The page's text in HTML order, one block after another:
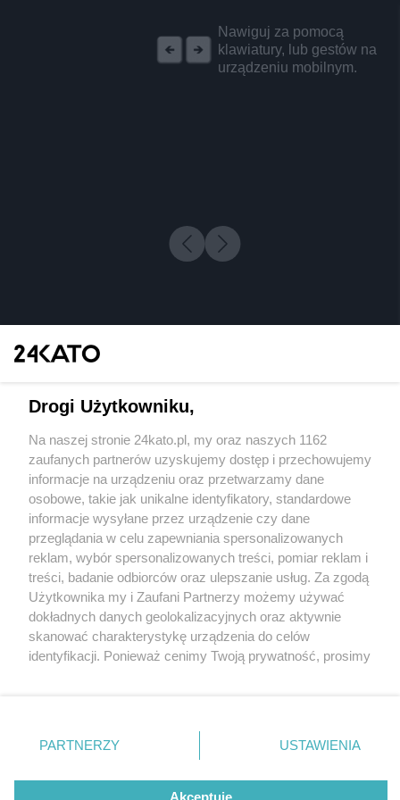
Nawiguj za pomocą
klawiatury, lub gestów na
urządzeniu mobilnym.
2 / 0
Wydawca mediów lokalnych
Nie zapomnij
zapoznać się z:
polityką prywatności regulamin korzystania z portali
Twojemiasto
Piekary Śląskie
Chorzów
Tarnowskie Góry
Gliwice
Skontakuj sięz nami
Kontakt
Wydawca
Redakcja
Drogi Użytkowniku,
Na naszej stronie 24kato.pl, my oraz naszych 1162
zaufanych partnerów uzyskujemy dostęp i przechowujemy
informacje na urządzeniu oraz przetwarzamy dane
osobowe, takie jak unikalne identyfikatory, standardowe
informacje wysyłane przez urządzenie czy dane
przeglądania w celu zapewniania spersonalizowanych
reklam, wybór spersonalizowanych treści, pomiar reklam i
treści, badanie odbiorców oraz ulepszanie usług. Za zgodą
Użytkownika my i Zaufani Partnerzy możemy używać
dokładnych danych geolokalizacyjnych oraz aktywnie
skanować charakterystykę urządzenia do celów
identyfikacji. Ponieważ cenimy Twoją prywatność, prosimy
prywatności znajdujący się w lewym dolnym rogu strony
. Niektóre rodzaje przetwarzania danych nie wymagają
zgody użytkownika, ale masz prawo sprzeciwić się
takiemu przetwarzaniu. Preferencje będą miały
PARTNERZY USTAWIENIA
Akceptuję